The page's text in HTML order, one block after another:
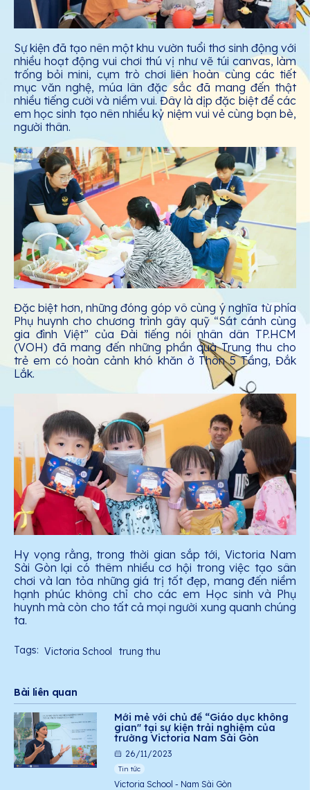
Sự kiện đã tạo nên một khu vườn tuổi thơ sinh động với
nhiều hoạt động vui chơi thú vị như vẽ túi canvas, làm
trống bỏi mini, cụm trò chơi liên hoàn cùng các tiết
mục văn nghệ, múa lân đặc sắc đã mang đến thật
nhiều tiếng cười và niềm vui. Đây là dịp đặc biệt để các
em học sinh tạo nên nhiều kỷ niệm vui vẻ cùng bạn bè,
người thân.
Đặc biệt hơn, những đóng góp vô cùng ý nghĩa từ phía
Phụ huynh cho chương trình gây quỹ “Sát cánh cùng
gia đình Việt” của Đài tiếng nói nhân dân TP.HCM
(VOH) đã mang đến những phần quà Trung thu cho
trẻ em có hoàn cảnh khó khăn ở Thôn 5 Tầng, Đắk
Lắk.
Hy vọng rằng, trong thời gian sắp tới, Victoria Nam
Sài Gòn lại có thêm nhiều cơ hội trong việc tạo sân
chơi và lan tỏa những giá trị tốt đẹp, mang đến niềm
hạnh phúc không chỉ cho các em Học sinh và Phụ
huynh mà còn cho tất cả mọi người xung quanh chúng
ta.
Tags: Victoria School trung thu
Bài liên quan
Mới mẻ với chủ đề “Giáo dục không
gian" tại sự kiện trải nghiệm của
trường Victoria Nam Sài Gòn
26/11/2023
Tin tức
Victoria School - Nam Sài Gòn